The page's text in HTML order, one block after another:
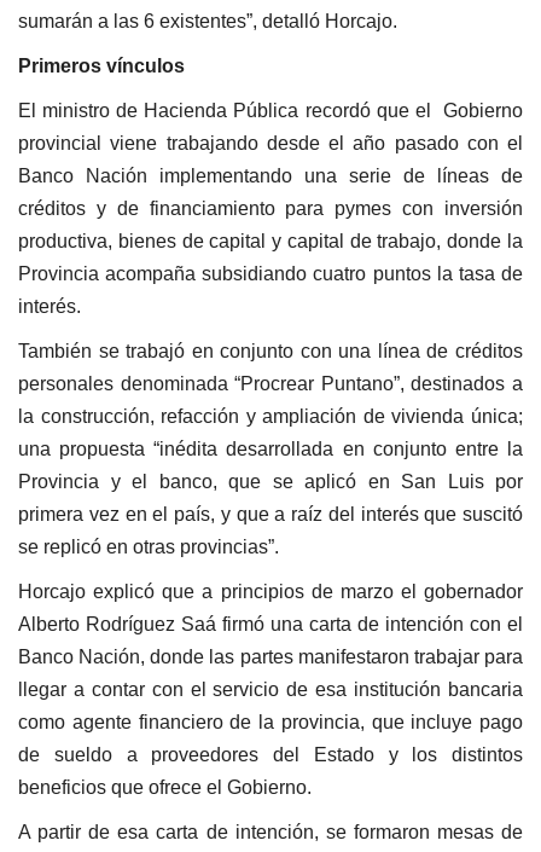
sumarán a las 6 existentes”, detalló Horcajo.
Primeros vínculos
El ministro de Hacienda Pública recordó que el Gobierno
provincial viene trabajando desde el año pasado con el
Banco Nación implementando una serie de líneas de
créditos y de financiamiento para pymes con inversión
productiva, bienes de capital y capital de trabajo, donde la
Provincia acompaña subsidiando cuatro puntos la tasa de
interés.
También se trabajó en conjunto con una línea de créditos
personales denominada “Procrear Puntano”, destinados a
la construcción, refacción y ampliación de vivienda única;
una propuesta “inédita desarrollada en conjunto entre la
Provincia y el banco, que se aplicó en San Luis por
primera vez en el país, y que a raíz del interés que suscitó
se replicó en otras provincias”.
Horcajo explicó que a principios de marzo el gobernador
Alberto Rodríguez Saá firmó una carta de intención con el
Banco Nación, donde las partes manifestaron trabajar para
llegar a contar con el servicio de esa institución bancaria
como agente financiero de la provincia, que incluye pago
de sueldo a proveedores del Estado y los distintos
beneficios que ofrece el Gobierno.
A partir de esa carta de intención, se formaron mesas de